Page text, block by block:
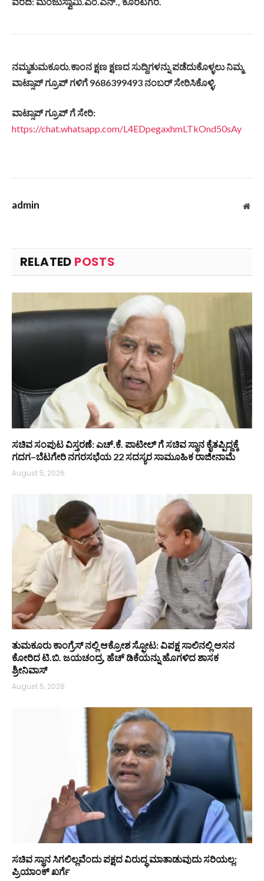
ನಮ್ಮತುಮಕೂರು. ಕಾಂನ ಕ್ಷಣ ಕ್ಷಣದ ಸುದ್ದಿಗಳನ್ನು ಪಡೆದುಕೊಳ್ಳಲುನಿಮ್ಮ
ವಾಟ್ಸಾಪ್ ಗ್ರೂಪ್ ಗಳಿಗೆ 9686399493 ನಂಬರ್ ಸೇರಿಸಿಕೊಳ್ಳಿ.
ವಾಟ್ಸಾಪ್ ಗ್ರೂಪ್ ಗೆಸೇರಿ:
https://chat.whatsapp.com/L4EDpegaxhmLTkOnd50sAy
admin
RELATED POSTS
ಸಚಿವ ಸಂಪುಟ ವಿಸ್ತರಣೆ: ಎಚ್.ಕೆ. ಪಾಟೀಲ್ ಗೆ ಸಚಿವ ಸ್ಥಾನ ಕೈತಪ್ಪಿದ್ದಕ್ಕೆ
ಗದಗ–ಬೆಟಗೇರಿ ನಗರಸಭೆಯ 22 ಸದಸ್ಯರ ಸಾಮೂಹಿಕ ರಾಜೀನಾಮೆ
August 5, 2026
ತುಮಕೂರು ಕಾಂಗ್ರೆಸ್ ನಲ್ಲಿ ಆಕ್ರೋಶ ಸ್ಫೋಟ: ವಿಪಕ್ಷ ಸಾಲಿನಲ್ಲಿ ಆಸನ
ಕೋರಿದ ಟಿ.ಬಿ. ಜಯಚಂದ್ರ, ಹೆಚ್ ಡಿಕೆಯನ್ನು ಹೊಗಳಿದ ಶಾಸಕ
ಶ್ರೀನಿವಾಸ್
August 5, 2026
ಸಚಿವ ಸ್ಥಾನ ಸಿಗಲಿಲ್ಲವೆಂದು ಪಕ್ಷದ ವಿರುದ್ಧ ಮಾತಾಡುವುದು ಸರಿಯಲ್ಲ:
ಪ್ರಿಯಾಂಕ್ ಖರ್ಗೆ